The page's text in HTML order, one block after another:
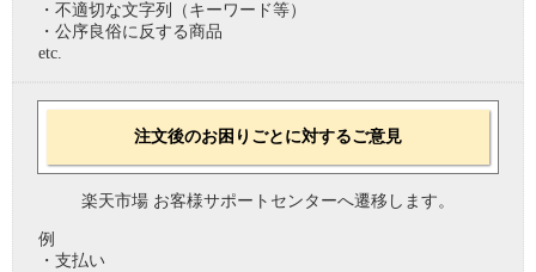
・不適切な文字列（キーワード等）
・公序良俗に反する商品
etc.
注文後のお困りごとに対するご意見
楽天市場 お客様サポートセンターへ遷移します。
例
・支払い